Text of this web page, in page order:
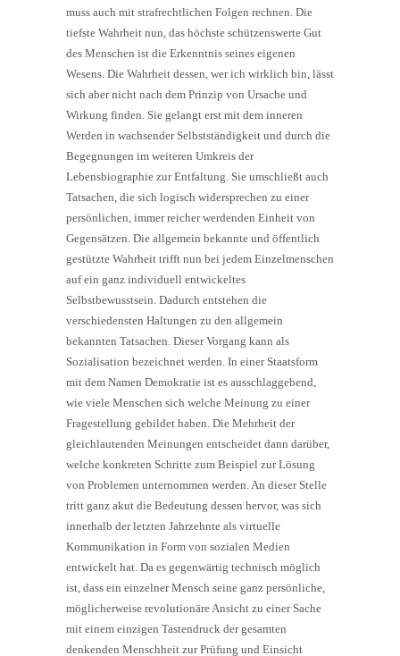
muss auch mit strafrechtlichen Folgen rechnen. Die
tiefste Wahrheit nun, das höchste schützenswerte Gut
des Menschen ist die Erkenntnis seines eigenen
Wesens. Die Wahrheit dessen, wer ich wirklich bin, lässt
sich aber nicht nach dem Prinzip von Ursache und
Wirkung finden. Sie gelangt erst mit dem inneren
Werden in wachsender Selbstständigkeit und durch die
Begegnungen im weiteren Umkreis der
Lebensbiographie zur Entfaltung. Sie umschließt auch
Tatsachen, die sich logisch widersprechen zu einer
persönlichen, immer reicher werdenden Einheit von
Gegensätzen. Die allgemein bekannte und öffentlich
gestützte Wahrheit trifft nun bei jedem Einzelmenschen
auf ein ganz individuell entwickeltes
Selbstbewusstsein. Dadurch entstehen die
verschiedensten Haltungen zu den allgemein
bekannten Tatsachen. Dieser Vorgang kann als
Sozialisation bezeichnet werden. In einer Staatsform
mit dem Namen Demokratie ist es ausschlaggebend,
wie viele Menschen sich welche Meinung zu einer
Fragestellung gebildet haben. Die Mehrheit der
gleichlautenden Meinungen entscheidet dann darüber,
welche konkreten Schritte zum Beispiel zur Lösung
von Problemen unternommen werden. An dieser Stelle
tritt ganz akut die Bedeutung dessen hervor, was sich
innerhalb der letzten Jahrzehnte als virtuelle
Kommunikation in Form von sozialen Medien
entwickelt hat. Da es gegenwärtig technisch möglich
ist, dass ein einzelner Mensch seine ganz persönliche,
möglicherweise revolutionäre Ansicht zu einer Sache
mit einem einzigen Tastendruck der gesamten
denkenden Menschheit zur Prüfung und Einsicht